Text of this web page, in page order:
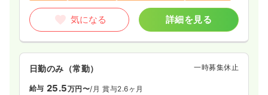
気になる 詳細を見る
日勤のみ（常勤） 一時募集休止
給与 25.5万円〜/月 賞与2.6ヶ月